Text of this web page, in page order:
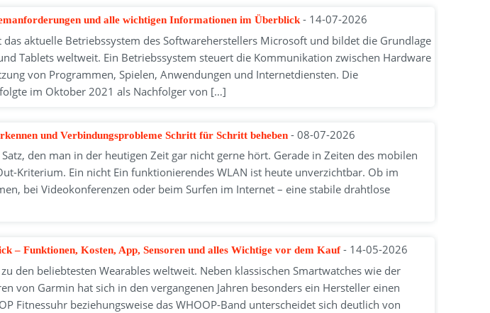
und alle wichtigen Informationen im Überblick - 14-07-2026
aktuelle Betriebssystem des Softwareherstellers Microsoft und bildet die Grundlage
Tablets weltweit. Ein Betriebssystem steuert die Kommunikation zwischen Hardware
von Programmen, Spielen, Anwendungen und Internetdiensten. Die
im Oktober 2021 als Nachfolger von […]
und Verbindungsprobleme Schritt für Schritt beheben - 08-07-2026
den man in der heutigen Zeit gar nicht gerne hört. Gerade in Zeiten des mobilen
Kriterium. Ein nicht Ein funktionierendes WLAN ist heute unverzichtbar. Ob im
bei Videokonferenzen oder beim Surfen im Internet – eine stabile drahtlose
– Funktionen, Kosten, App, Sensoren und alles Wichtige vor dem Kauf- 14-05-2026
den beliebtesten Wearables weltweit. Neben klassischen Smartwatches wie der
von Garmin hat sich in den vergangenen Jahren besonders ein Hersteller einen
Fitnessuhr beziehungsweise das WHOOP-Band unterscheidet sich deutlich von